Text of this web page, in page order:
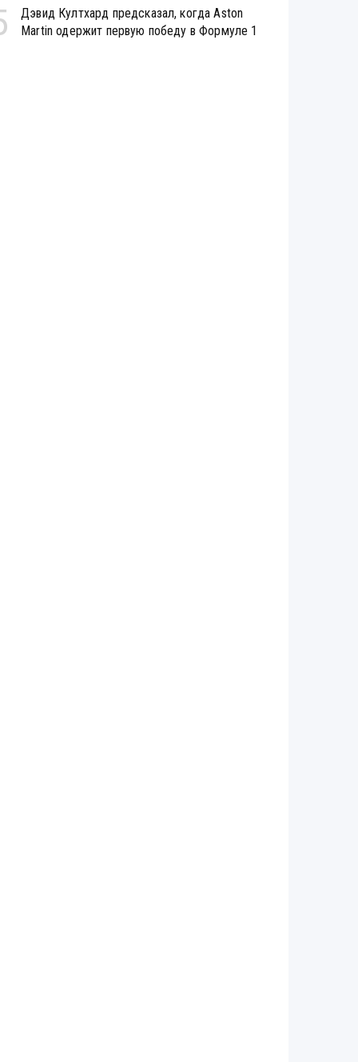
Дэвид Култхард предсказал, когда Aston
Martin одержит первую победу в Формуле 1